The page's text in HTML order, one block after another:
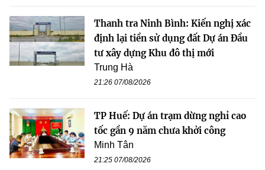
Thanh tra Ninh Bình: Kiến nghị xác
định lại tiền sử dụng đất Dự án Đầu
tư xây dựng Khu đô thị mới
Trung Hà
21:26 07/08/2026
TP Huế: Dự án trạm dừng nghỉ cao
tốc gần 9 năm chưa khởi công
Minh Tân
21:25 07/08/2026